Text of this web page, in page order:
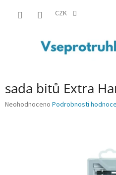
CZK
sada bitů Extra
Průměrné
Neohodnoceno Podrobnosti